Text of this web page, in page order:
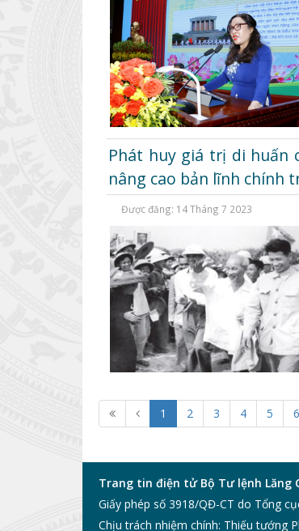
Phát huy giá trị di huấn
nâng cao bản lĩnh chính
Được đăng: 14 Tháng 7 2023
1 2 3 4 5 6
Trang tin điện tử Bộ Tư lệnh Lăng
Giấy phép số 3918/QĐ-CT do Tổng
Chịu trách nhiệm chính: Thiếu tướng